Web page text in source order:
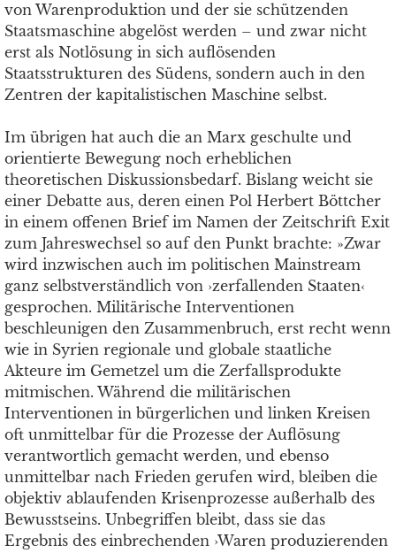
von Warenproduktion und der sie schützenden
Staatsmaschine abgelöst werden – und zwar nicht
erst als Notlösung in sich auflösenden
Staatsstrukturen des Südens, sondern auch in den
Zentren der kapitalistischen Maschine selbst.
Im übrigen hat auch die an Marx geschulte und
orientierte Bewegung noch erheblichen
theoretischen Diskussionsbedarf. Bislang weicht sie
einer Debatte aus, deren einen Pol Herbert Böttcher
in einem offenen Brief im Namen der Zeitschrift Exit
zum Jahreswechsel so auf den Punkt brachte: »Zwar
wird inzwischen auch im politischen Mainstream
ganz selbstverständlich von ›zerfallenden Staaten‹
gesprochen. Militärische Interventionen
beschleunigen den Zusammenbruch, erst recht wenn
wie in Syrien regionale und globale staatliche
Akteure im Gemetzel um die Zerfallsprodukte
mitmischen. Während die militärischen
Interventionen in bürgerlichen und linken Kreisen
oft unmittelbar für die Prozesse der Auflösung
verantwortlich gemacht werden, und ebenso
unmittelbar nach Frieden gerufen wird, bleiben die
objektiv ablaufenden Krisenprozesse außerhalb des
Bewusstseins. Unbegriffen bleibt, dass sie das
Ergebnis des einbrechenden ›Waren produzierenden